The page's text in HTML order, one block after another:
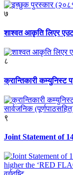
७
शाश्वत आकृति लिएर
८
क्रान्तिकारी कम्युनिस्ट
९
Joint Statement of